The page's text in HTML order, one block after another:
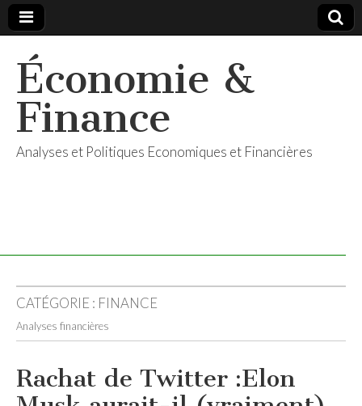
Économie &
Finance
Analyses et Politiques Economiques et Financières
CATÉGORIE : FINANCE
Analyses financières
Rachat de Twitter :Elon